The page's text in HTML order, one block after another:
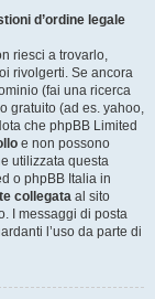
d’ordine legale
riesci a trovarlo,
rivolgerti. Se ancora
(fai una ricerca
gratuito (ad es. yahoo,
che phpBB Limited
e non possono
utilizzata questa
o phpBB Italia in
collegata al sito
I messaggi di posta
l’uso da parte di